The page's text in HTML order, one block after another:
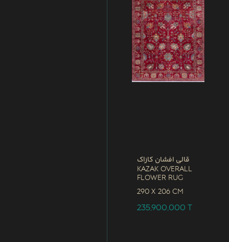
قالی افشان کازاک
Kazak Overall
Flower Rug
290 x 206 CM
235,900,000T